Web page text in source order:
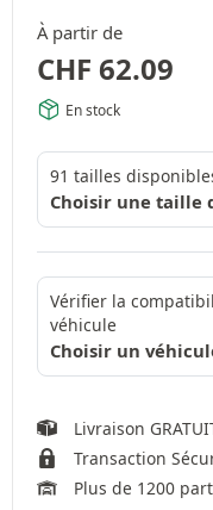
À partir de
CHF 62.09
En stock
91 tailles
Choisir une taille
Vérifier la
véhicule
Choisir un
Livraison
Transaction
Plus de 1200